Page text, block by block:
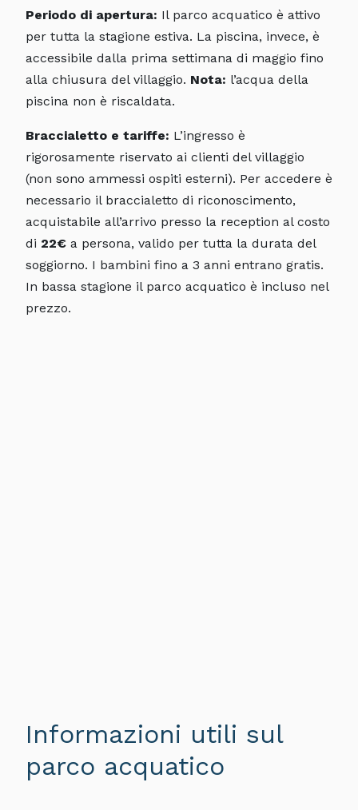
Periodo di apertura: Il parco acquatico è attivo
per tutta la stagione estiva. La piscina, invece, è
accessibile dalla prima settimana di maggio fino
alla chiusura del villaggio. Nota: l’acqua della
piscina non è riscaldata.
Braccialetto e tariffe: L’ingresso è
rigorosamente riservato ai clienti del villaggio
(non sono ammessi ospiti esterni). Per accedere è
necessario il braccialetto di riconoscimento,
acquistabile all’arrivo presso la reception al costo
di 22€ a persona, valido per tutta la durata del
soggiorno. I bambini fino a 3 anni entrano gratis.
In bassa stagione il parco acquatico è incluso nel
prezzo.
Informazioni utili sul
parco acquatico